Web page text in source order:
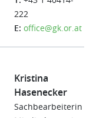
222
E: office@gk.or.at
Kristina
Hasenecker
Sachbearbeiterin